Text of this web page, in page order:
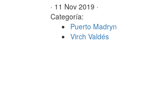
· 11 Nov 2019 ·
Categoría:
Puerto Madryn
Virch Valdés